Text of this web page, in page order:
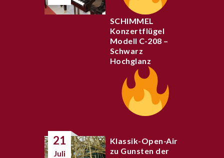
SCHIMMEL
Konzertflügel
Modell C-208 –
Schwarz
Hochglanz
21
Juli
Klassik-Open-Air
zu Gunsten der